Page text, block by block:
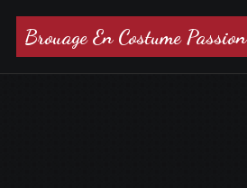
Brouage En Costume Passion